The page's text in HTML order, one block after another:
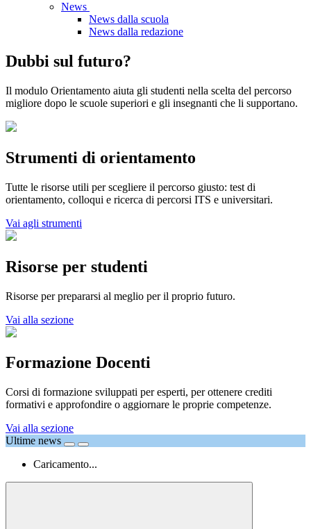
News
News dalla scuola
News dalla redazione
Dubbi sul futuro?
Il modulo Orientamento aiuta gli studenti nella scelta del percorso
migliore dopo le scuole superiori e gli insegnanti che li supportano.
Strumenti di orientamento
Tutte le risorse utili per scegliere il percorso giusto: test di
orientamento, colloqui e ricerca di percorsi ITS e universitari.
Vai agli strumenti
Risorse per studenti
Risorse per prepararsi al meglio per il proprio futuro.
Vai alla sezione
Formazione Docenti
Corsi di formazione sviluppati per esperti, per ottenere crediti
formativi e approfondire o aggiornare le proprie competenze.
Vai alla sezione
Ultime news
Caricamento...